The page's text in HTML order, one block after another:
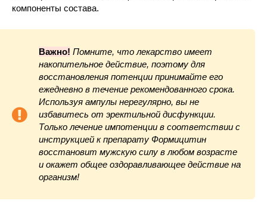
компоненты состава.
Важно! Помните, что лекарство имеет
накопительное действие, поэтому для
восстановления потенции принимайте его
ежедневно в течение рекомендованного срока.
Используя ампулы нерегулярно, вы не
избавитесь от эректильной дисфункции.
Только лечение импотенции в соответствии с
инструкцией к препарату Формицитин
восстановит мужскую силу в любом возрасте
и окажет общее оздоравливающее действие на
организм!